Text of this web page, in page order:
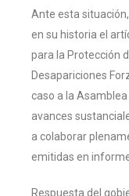
Ante esta
en su historia el
para la Protección
Desapariciones
caso a la
avances
a colaborar
emitidas en
Respuesta del